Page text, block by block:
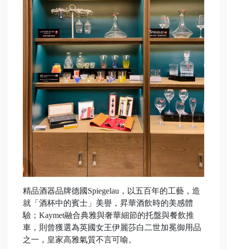
精品酒器品牌德國Spiegelau，以五百年的工藝，造
就「酒杯中的賓士」美譽，昇華酒飲時的美感體
驗；Kaymet融合典雅與奢華細節的托盤與餐飲推
車，則曾獲選為英國女王伊麗莎白二世加冕御用品
之一，皇家高雅氣質不言可喻。